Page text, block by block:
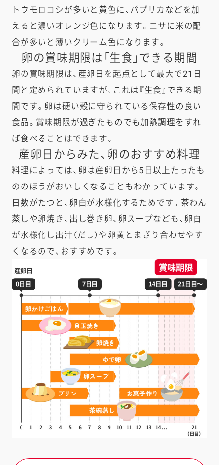
トウモロコシが多いと黄色に、パプリカなどを加
えると濃いオレンジ色になります。エサに米の配
合が多いと薄いクリーム色になります。
卵の賞味期限は「生食」できる期間​
卵の賞味期限は、産卵日を起点として最大で21日
間と定められていますが、これは『生食』できる期
間です。卵は硬い殻に守られている保存性の良い
食品。賞味期限が過ぎたものでも加熱調理をすれ
ば食べることはできます。
産卵日からみた、卵のおすすめ料理
料理によっては、卵は産卵日から5日以上たったも
ののほうがおいしくなることもわかっています。
日数がたつと、卵白が水様化するためです。茶わん
蒸しや卵焼き、出し巻き卵、卵スープなども、卵白
が水様化し出汁（だし）や卵黄とまざり合わせやす
くなるので、おすすめです。